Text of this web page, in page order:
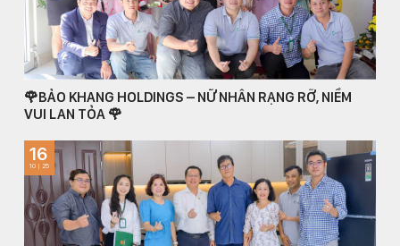
🌹BẢO KHANG HOLDINGS – NỮ NHÂN RẠNG RỠ, NIỀM
VUI LAN TỎA 🌹
16
10 | 25